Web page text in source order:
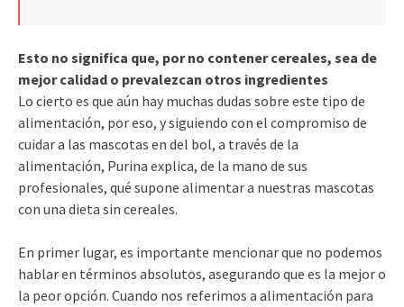
Esto no significa que, por no contener cereales, sea de
mejor calidad o prevalezcan otros ingredientes
Lo cierto es que aún hay muchas dudas sobre este tipo de
alimentación, por eso, y siguiendo con el compromiso de
cuidar a las mascotas en del bol, a través de la
alimentación, Purina explica, de la mano de sus
profesionales, qué supone alimentar a nuestras mascotas
con una dieta sin cereales.
En primer lugar, es importante mencionar que no podemos
hablar en términos absolutos, asegurando que es la mejor o
la peor opción. Cuando nos referimos a alimentación para